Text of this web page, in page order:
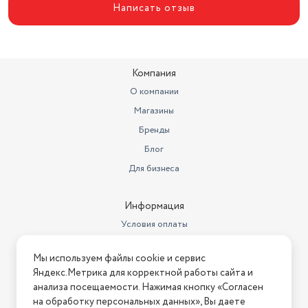
Освещение
галогенная лампа
4
жироулавливающие фильтры,
1
Написать отзыв
Компания
О компании
Магазины
Бренды
Блог
Для бизнеса
Информация
Условия оплаты
Условия возврата
Нашли ошибку на сайте? Напишите нам
Мы используем файлы cookie и сервис
Яндекс.Метрика для корректной работы сайта и
анализа посещаемости. Нажимая кнопку «Согласен
на обработку персональных данных», Вы даете